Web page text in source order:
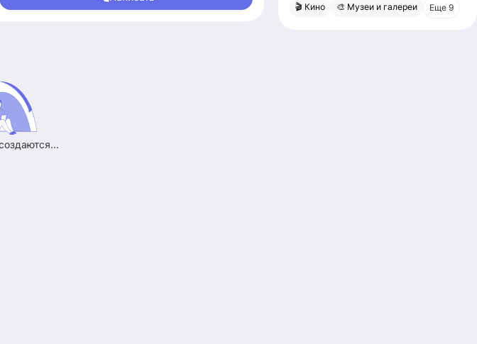
СПб, Ладож - Большевиков.
🎬 Кино
🎨 Музеи и галереи Еще 9